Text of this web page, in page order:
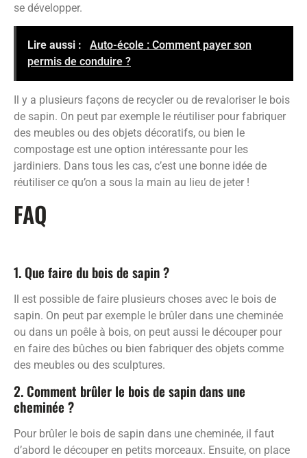
se développer.
Lire aussi :
Auto-école : Comment payer son
permis de conduire ?
Il y a plusieurs façons de recycler ou de revaloriser le bois
de sapin. On peut par exemple le réutiliser pour fabriquer
des meubles ou des objets décoratifs, ou bien le
compostage est une option intéressante pour les
jardiniers. Dans tous les cas, c’est une bonne idée de
réutiliser ce qu’on a sous la main au lieu de jeter !
FAQ
1. Que faire du bois de sapin ?
Il est possible de faire plusieurs choses avec le bois de
sapin. On peut par exemple le brûler dans une cheminée
ou dans un poêle à bois, on peut aussi le découper pour
en faire des bûches ou bien fabriquer des objets comme
des meubles ou des sculptures.
2. Comment brûler le bois de sapin dans une
cheminée ?
Pour brûler le bois de sapin dans une cheminée, il faut
d’abord le découper en petits morceaux. Ensuite, on place